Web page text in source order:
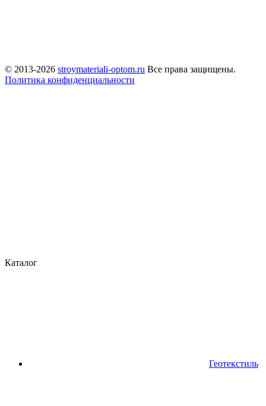
© 2013-2026 stroymateriali-optom.ru Все права защищены.
Политика конфиденциальности
Каталог
Геотекстиль